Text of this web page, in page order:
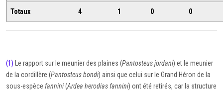
Totaux 4 1 0 0
(1) Le rapport sur le meunier des plaines (Pantosteus jordani) et le meunier
de la cordillère (Pantosteus bondi) ainsi que celui sur le Grand Héron de la
sous-espèce fannini(Ardea herodias fannini) ont été retirés, car la structure